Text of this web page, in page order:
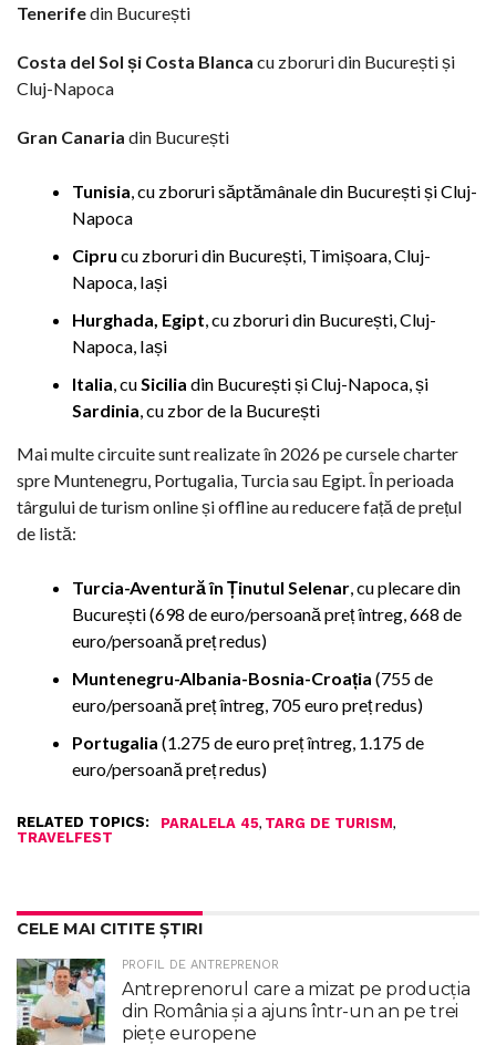
Tenerifedin București
Costa del Sol și Costa Blanca cu zboruri din București și
Cluj-Napoca
Gran Canaria din București
Tunisia , cu zboruri săptămânale din București și Cluj-
Napoca
Cipru cu zboruri din București, Timișoara, Cluj-
Napoca, Iași
Hurghada, Egipt , cu zboruri din București, Cluj-
Napoca, Iași
Italia , cu Sicilia din București și Cluj-Napoca, și
Sardinia , cu zbor de la București
Mai multe circuite sunt realizate în 2026 pe cursele charter
spre Muntenegru, Portugalia, Turcia sau Egipt. În perioada
târgului de turism online și offline au reducere față de prețul
de listă:
Turcia-Aventură în Ținutul Selenar , cu plecare din
București (698 de euro/persoană preț întreg, 668 de
euro/persoană preț redus)
Muntenegru-Albania-Bosnia-Croația (755 de
euro/persoană preț întreg, 705 euro preț redus)
Portugalia (1.275 de euro preț întreg, 1.175 de
euro/persoană preț redus)
RELATED TOPICS: PARALELA 45, TARG DE TURISM,
TRAVELFEST
CELE MAI CITITE ȘTIRI
PROFIL DE ANTREPRENOR
Antreprenorul care a mizat pe producția
din România și a ajuns într-un an pe trei
piețe europene